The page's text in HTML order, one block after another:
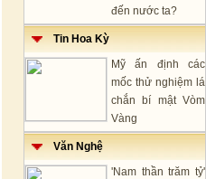
đến nước ta?
Tin Hoa Kỳ
Mỹ ấn định các
mốc thử nghiệm lá
chắn bí mật Vòm
Vàng
Văn Nghệ
'Nam thần trăm tỷ'